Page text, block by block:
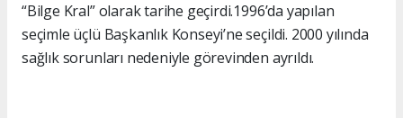
“Bilge Kral” olarak tarihe geçirdi.1996’da yapılan
seçimle üçlü Başkanlık Konseyi’ne seçildi. 2000 yılında
sağlık sorunları nedeniyle görevinden ayrıldı.